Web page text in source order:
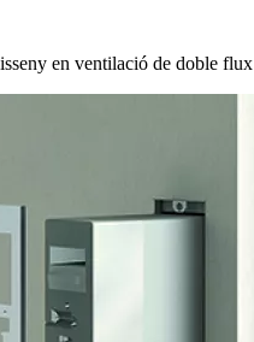
en ventilació de doble flux